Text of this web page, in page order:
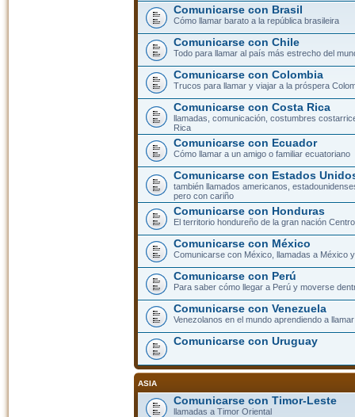
Comunicarse con Brasil
Cómo llamar barato a la república brasileira
Comunicarse con Chile
Todo para llamar al país más estrecho del
Comunicarse con Colombia
Trucos para llamar y viajar a la próspera
Comunicarse con Costa Rica
llamadas, comunicación, costumbres
Rica
Comunicarse con Ecuador
Cómo llamar a un amigo o familiar ecuatoriano
Comunicarse con Estados
también llamados americanos,
pero con cariño
Comunicarse con Honduras
El territorio hondureño de la gran nación
Comunicarse con México
Comunicarse con México, llamadas a México
Comunicarse con Perú
Para saber cómo llegar a Perú y moverse
Comunicarse con Venezuela
Venezolanos en el mundo aprendiendo a
Comunicarse con Uruguay
ASIA
Comunicarse con Timor-Leste
llamadas a Timor Oriental